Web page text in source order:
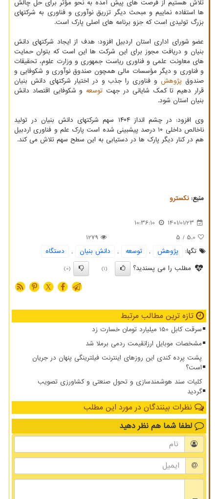
تلاش هستیم از فرصت های پیش آمده به نحو مؤثر برای حل چالش
ها استفاده نماییم و مبحث دیگر تزریق نوآوری و فناوری به شرکتهای
بزرگ تولیدی است که جزو برنامه های اصلی پارک است.
عضو شورای اداری استان اردبیل افزود: هدف از ایجاد شرکتهای دانش
بنیان و دریافت مجوز برای این شرکت ها این است که بتوان حمایت
های معاونت علمی و فناوری ریاست جمهوری و وزارت علوم، تحقیقات
و فناوری و دیگر مؤسسات مالی همچون صندوق نوآوری و شکوفایی و
صندوق پژوهشو فناوری را جذب و در اختیار شرکتهای دانش بنیان
قرار دهیم تا کمک شایانی در جهت توسعه و شکوفایی اقتصاد دانش
بنیان استان شود.
وی افزود: در چشم انداز ۱۴۰۴ سهم شرکتهای دانش بنیان در تولید
ناخالص داخلی ۱۰ درصد پیشبینی شده است پارک علم و فناوری اردبیل
هم در کنار دیگر پارک ها در دستیابی به این سطح سهم تلاش می کند.
منبع:نكسترو
1401/01/23
10:36:10
5.0
/ 5
1279
تگها:
پژوهش , توسعه , دانش بنیان ,
دستگاه
مطلب را می پسندید؟
(1)
(0)
X
تازه ترین مطالب مرتبط
سرقت کابل 150 میلیارد تومان خسارت زد
مشخصات موبایل ارزانقیمت ردمی برملا شد
پشت پرده کندی این روزهای اینترنت فیلترینگی پنهان در جریان
است؟
کلیات سند هوشمندسازی و تحول صنعتی و کشاورزی تصویب
گردید
نظرات بینندگان در مورد این مطلب
لطفا شما هم نظر دهید